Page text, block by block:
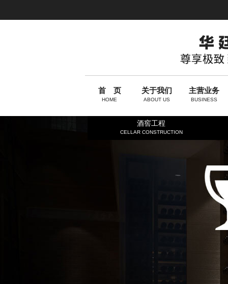
首 页
HOME
关于我们
ABOUT US
主营业务
BUSINESS
酒窖工程
CELLAR CONSTRUCTION